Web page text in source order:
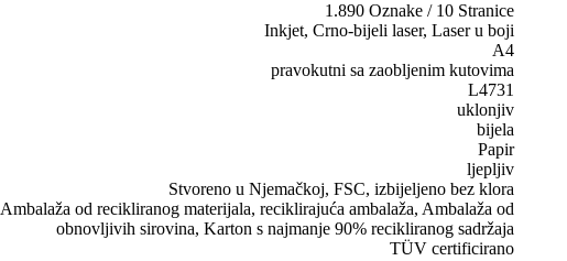
1.890 Oznake / 10 Stranice
Inkjet, Crno-bijeli laser, Laser u boji
A4
pravokutni sa zaobljenim kutovima
L4731
uklonjiv
bijela
Papir
ljepljiv
Stvoreno u Njemačkoj, FSC, izbijeljeno bez klora
Ambalaža od recikliranog materijala, reciklirajuća ambalaža, Ambalaža od
obnovljivih sirovina, Karton s najmanje 90% recikliranog sadržaja
TÜV certificirano